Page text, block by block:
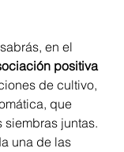
en el
positiva
de cultivo,
que
juntas.
una de las